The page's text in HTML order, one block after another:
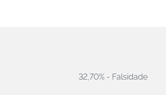
32,70% - Falsidade